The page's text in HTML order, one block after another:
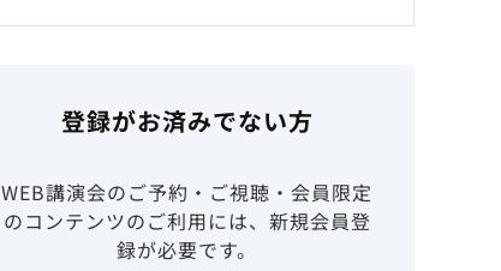
登録がお済みでない方
WEB講演会のご予約・ご視聴・会員限定
のコンテンツのご利用には、新規会員登
録が必要です。